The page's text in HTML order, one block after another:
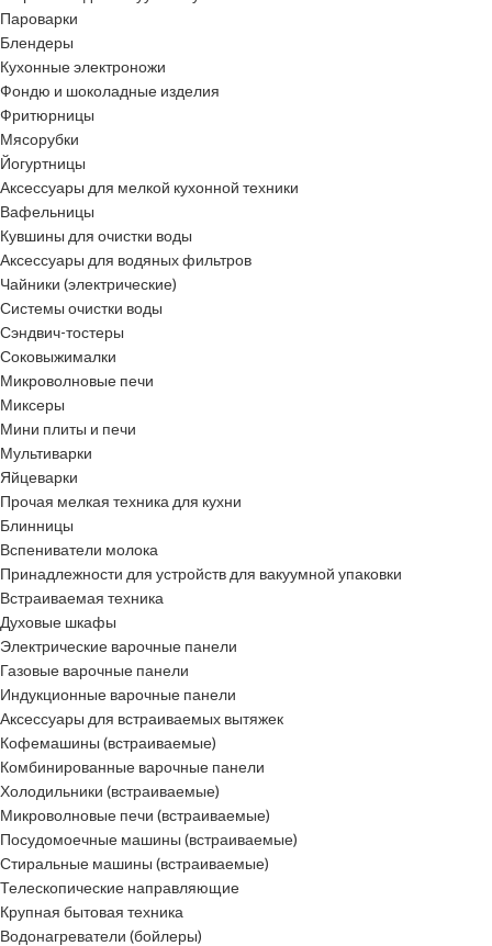
Пароварки
Блендеры
Кухонные электроножи
Фондю и шоколадные изделия
Фритюрницы
Мясорубки
Йогуртницы
Аксессуары для мелкой кухонной техники
Вафельницы
Кувшины для очистки воды
Аксессуары для водяных фильтров
Чайники (электрические)
Системы очистки воды
Сэндвич-тостеры
Соковыжималки
Микроволновые печи
Миксеры
Мини плиты и печи
Мультиварки
Яйцеварки
Прочая мелкая техника для кухни
Блинницы
Вспениватели молока
Принадлежности для устройств для вакуумной упаковки
Встраиваемая техника
Духовые шкафы
Электрические варочные панели
Газовые варочные панели
Индукционные варочные панели
Аксессуары для встраиваемых вытяжек
Кофемашины (встраиваемые)
Комбинированные варочные панели
Холодильники (встраиваемые)
Микроволновые печи (встраиваемые)
Посудомоечные машины (встраиваемые)
Стиральные машины (встраиваемые)
Телескопические направляющие
Крупная бытовая техника
Водонагреватели (бойлеры)